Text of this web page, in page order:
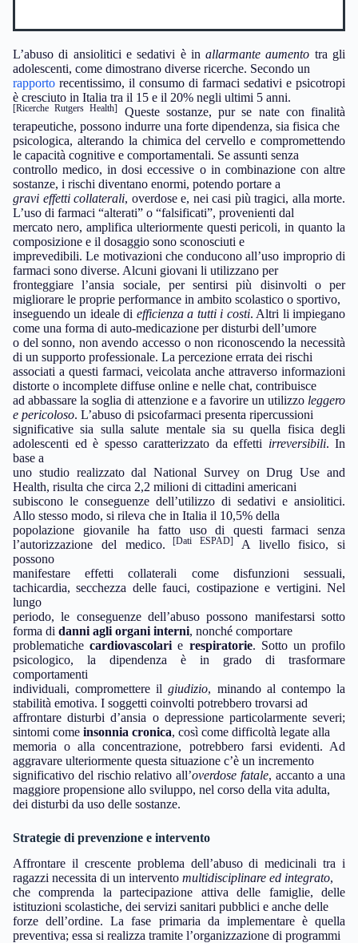
L’abuso di ansiolitici e sedativi è inallarmante aumento tra gli
adolescenti, come dimostrano diverse ricerche. Secondo un
rapporto recentissimo, il consumo di farmaci sedativi e psicotropi
è cresciuto in Italia tra il 15 e il 20% negli ultimi 5 anni.
[Ricerche Rutgers Health]
Queste sostanze, pur se nate con finalità
terapeutiche, possono indurre una forte dipendenza, sia fisica che
psicologica, alterando la chimica del cervello e compromettendo
le capacità cognitive e comportamentali. Se assunti senza
controllo medico, in dosi eccessive o in combinazione con altre
sostanze, i rischi diventano enormi, potendo portare a
gravi effetti collaterali, overdose e, nei casi più tragici, alla morte.
L’uso di farmaci “alterati” o “falsificati”, provenienti dal
mercato nero, amplifica ulteriormente questi pericoli, in quanto la
composizione e il dosaggio sono sconosciuti e
imprevedibili. Le motivazioni che conducono all’uso improprio di
farmaci sono diverse. Alcuni giovani li utilizzano per
fronteggiare l’ansia sociale, per sentirsi più disinvolti o per
migliorare le proprie performance in ambito scolastico o sportivo,
inseguendo un ideale di efficienza a tutti i costi. Altri li impiegano
come una forma di auto-medicazione per disturbi dell’umore
o del sonno, non avendo accesso o non riconoscendo la necessità
di un supporto professionale. La percezione errata dei rischi
associati a questi farmaci, veicolata anche attraverso informazioni
distorte o incomplete diffuse online e nelle chat, contribuisce
ad abbassare la soglia di attenzione e a favorire un utilizzo leggero
e pericoloso. L’abuso di psicofarmaci presenta ripercussioni
significative sia sulla salute mentale sia su quella fisica degli
adolescenti ed è spesso caratterizzato da effetti irreversibili. In
base a
uno studio realizzato dal National Survey on Drug Use and
Health, risulta che circa 2,2 milioni di cittadini americani
subiscono le conseguenze dell’utilizzo di sedativi e ansiolitici.
Allo stesso modo, si rileva che in Italia il 10,5% della
popolazione giovanile ha fatto uso di questi farmaci senza
l’autorizzazione del medico. [Dati ESPAD]
A livello fisico, si
possono
manifestare effetti collaterali come disfunzioni sessuali,
tachicardia, secchezza delle fauci, costipazione e vertigini. Nel
lungo
periodo, le conseguenze dell’abuso possono manifestarsi sotto
forma di danni agli organi interni, nonché comportare
problematichecardiovascolari e respiratorie. Sotto un profilo
psicologico, la dipendenza è in grado di trasformare
comportamenti
individuali, compromettere ilgiudizio, minando al contempo la
stabilità emotiva. I soggetti coinvolti potrebbero trovarsi ad
affrontare disturbi d’ansia o depressione particolarmente severi;
sintomi come insonnia cronica, così come difficoltà legate alla
memoria o alla concentrazione, potrebbero farsi evidenti. Ad
aggravare ulteriormente questa situazione c’è un incremento
significativo del rischio relativo all’overdose fatale, accanto a una
maggiore propensione allo sviluppo, nel corso della vita adulta,
dei disturbi da uso delle sostanze.
Strategie di prevenzione e intervento
Affrontare il crescente problema dell’abuso di medicinali tra i
ragazzi necessita di un intervento multidisciplinare ed integrato,
che comprenda la partecipazione attiva delle famiglie, delle
istituzioni scolastiche, dei servizi sanitari pubblici e anche delle
forze dell’ordine. La fase primaria da implementare è quella
preventiva; essa si realizza tramite l’organizzazione di programmi